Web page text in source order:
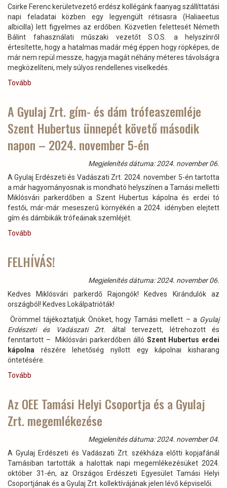
Csirke Ferenc kerületvezető erdész kollégánk faanyag szállíttatási
napi feladatai közben egy legyengült rétisasra (Haliaeetus
albicilla) lett figyelmes az erdőben. Közvetlen felettesét Németh
Bálint fahasználati műszaki vezetőt S.O.S. a helyszínről
értesítette, hogy a hatalmas madár még éppen hogy röpképes, de
már nem repül messze, hagyja magát néhány méteres távolságra
megközelíteni, mely súlyos rendellenes viselkedés.
Tovább
ezt
a
rétisast
nem
A Gyulaj Zrt. gím- és dám trófeaszemléje
Szent Hubertus ünnepét követő második
napon – 2024. november 5-én
Megjelenítés dátuma: 2024. november 06.
A Gyulaj Erdészeti és Vadászati Zrt. 2024. november 5-én tartotta
a már hagyományosnak is mondható helyszínen a Tamási melletti
Miklósvári parkerdőben a Szent Hubertus kápolna és erdei tó
festői, már-már meseszerű környékén a 2024. idényben elejtett
gím és dámbikák trófeáinak szemléjét.
Tovább
Zrt.
gím-
trófeaszemléje
Szent
ünnepét
követő
második
napon
–
én)
FELHÍVÁS!
Megjelenítés dátuma: 2024. november 06.
Kedves Miklósvári parkerdő Rajongók! Kedves Kirándulók az
országból! Kedves Lokálpatrióták!
Örömmel tájékoztatjuk Önöket, hogy Tamási mellett – a Gyulaj
Erdészeti és Vadászati Zrt. által tervezett, létrehozott és
fenntartott – Miklósvári parkerdőben álló Szent Hubertus erdei
kápolna részére lehetőség nyílott egy kápolnai kisharang
öntetésére.
Tovább
Az OEE Tamási Helyi Csoportja és a Gyulaj
Zrt. megemlékezése
Megjelenítés dátuma: 2024. november 04.
A Gyulaj Erdészeti és Vadászati Zrt. székháza előtti kopjafánál
Tamásiban tartották a halottak napi megemlékezésüket 2024.
október 31-én, az Országos Erdészeti Egyesület Tamási Helyi
Csoportjának és a Gyulaj Zrt. kollektívájának jelen lévő képviselői.